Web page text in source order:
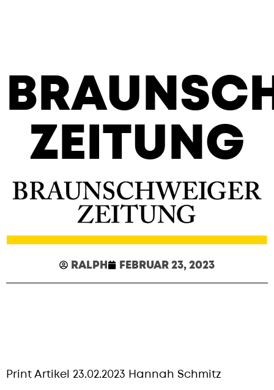
ZEITUNG
RALPH FEBRUAR 23, 2023
Print Artikel 23.02.2023 Hannah Schmitz